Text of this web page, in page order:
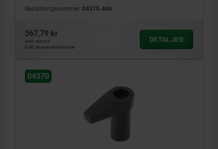
Beställningsnummer: 04370-406
367,79 kr
exkl. moms
Exkl. leveranskostnader
DETALJER
04370